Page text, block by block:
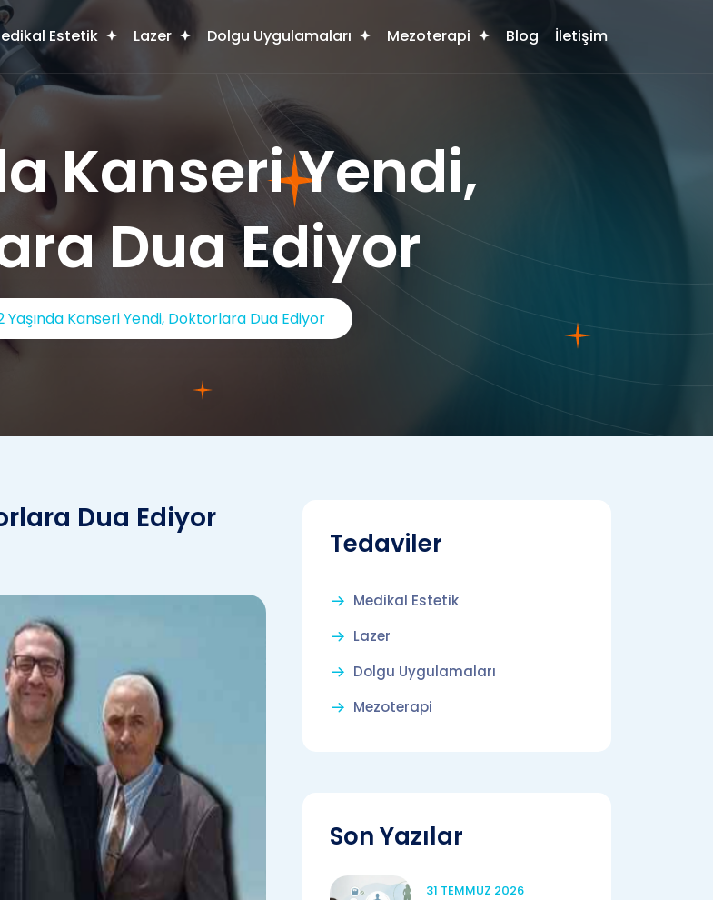
Estetik Lazer Dolgu Uygulamaları Mezoterapi Blog İletişim
Kanseri Yendi,
Dua Ediyor
Yaşında Kanseri Yendi, Doktorlara Dua Ediyor
Dua Ediyor
Tedaviler
Medikal Estetik
Lazer
Dolgu Uygulamaları
Mezoterapi
Son Yazılar
31 TEMMUZ 2026